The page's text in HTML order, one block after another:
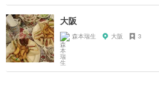
大阪
森本瑞生 大阪 3